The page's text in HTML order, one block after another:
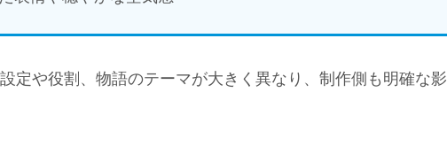
定や役割、物語のテーマが大きく異なり、制作側も明確な影